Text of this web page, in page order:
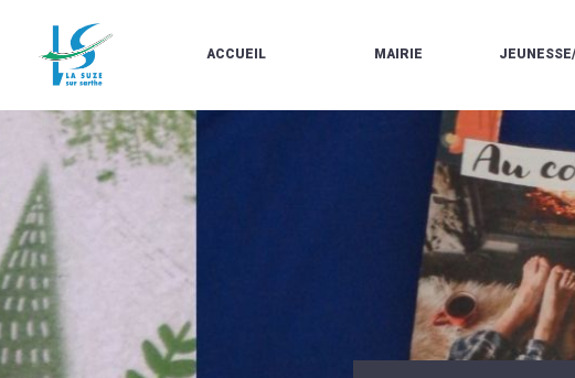
ACCUEIL
LE
MARCHÉ
À
LIGNE
LA
SUZE
MAIRIE
URBANISME/PLU
PASSEPORTS
RÉUNIONS
L'ACCUEIL
DE
LOISIRS
LE
MERCREDIS
RÉCRÉATIFS
SCOLAIRE
LES
ÉCOLES
/
LE